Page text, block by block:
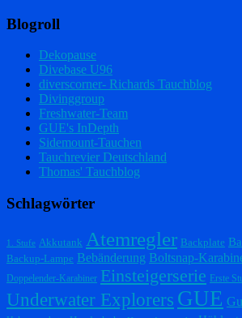
Blogroll
Dekopause
Divebase U96
diverscorner- Richards Tauchblog
Divinggroup
Freshwater-Team
GUE's InDepth
Sidemount-Tauchen
Tauchrevier Deutschland
Thomas' Tauchblog
Schlagwörter
1. Stufe Akkutank Atemregler Backplate
Backup-Lampe Bebänderung Boltsnap-
Doppelender-Karabiner Einsteigerserie Erste
Underwater Explorers GUE